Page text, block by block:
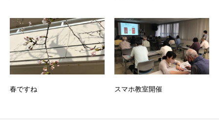
春ですね スマホ教室開催